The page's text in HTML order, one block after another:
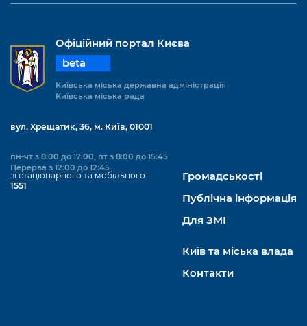
Офіційний портал Києва
beta
Київська міська державна адміністрація
Київська міська рада
вул. Хрещатик, 36, м. Київ, 01001
пн-чт з 8:00 до 17:00, пт з 8:00 до 15:45
Перерва з 12:00 до 12:45
зі стаціонарного та мобільного
1551
Громадськості
Публічна інформація
Для ЗМІ
Київ та міська влада
Контакти